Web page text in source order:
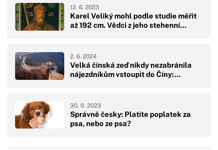
Karel Veliký mohl podle studie měřit
až 192 cm. Vědci z jeho stehenní…
12. 6. 2023
Velká čínská zeď nikdy nezabránila
nájezdníkům vstoupit do Číny:…
2. 6. 2024
Správně česky: Platíte poplatek za
psa, nebo ze psa?
30. 9. 2023